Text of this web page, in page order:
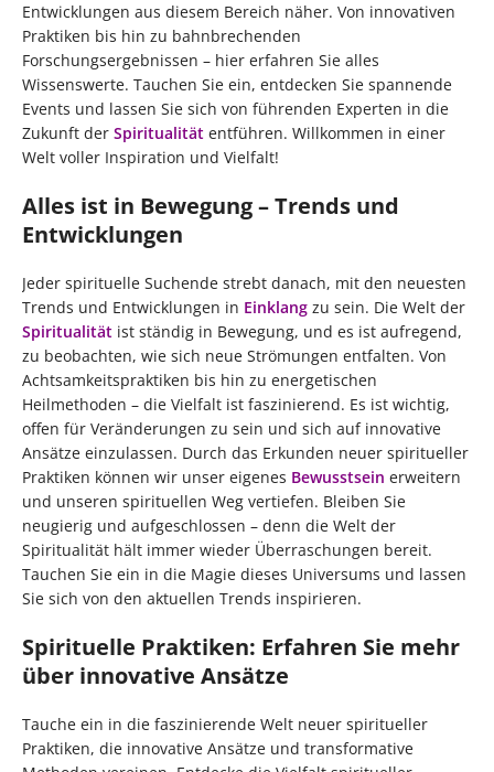
Entwicklungen aus diesem Bereich näher. Von innovativen
Praktiken bis hin zu bahnbrechenden
Forschungsergebnissen – hier erfahren Sie alles
Wissenswerte. Tauchen Sie ein, entdecken Sie spannende
Events und lassen Sie sich von führenden Experten in die
Zukunft der Spiritualität entführen. Willkommen in einer
Welt voller Inspiration und Vielfalt!
Alles ist in Bewegung – Trends und
Entwicklungen
Jeder spirituelle Suchende strebt danach, mit den neuesten
Trends und Entwicklungen in Einklang zu sein. Die Welt der
Spiritualität ist ständig in Bewegung, und es ist aufregend,
zu beobachten, wie sich neue Strömungen entfalten. Von
Achtsamkeitspraktiken bis hin zu energetischen
Heilmethoden – die Vielfalt ist faszinierend. Es ist wichtig,
offen für Veränderungen zu sein und sich auf innovative
Ansätze einzulassen. Durch das Erkunden neuer spiritueller
Praktiken können wir unser eigenes Bewusstsein erweitern
und unseren spirituellen Weg vertiefen. Bleiben Sie
neugierig und aufgeschlossen – denn die Welt der
Spiritualität hält immer wieder Überraschungen bereit.
Tauchen Sie ein in die Magie dieses Universums und lassen
Sie sich von den aktuellen Trends inspirieren.
Spirituelle Praktiken: Erfahren Sie mehr
über innovative Ansätze
Tauche ein in die faszinierende Welt neuer spiritueller
Praktiken, die innovative Ansätze und transformative